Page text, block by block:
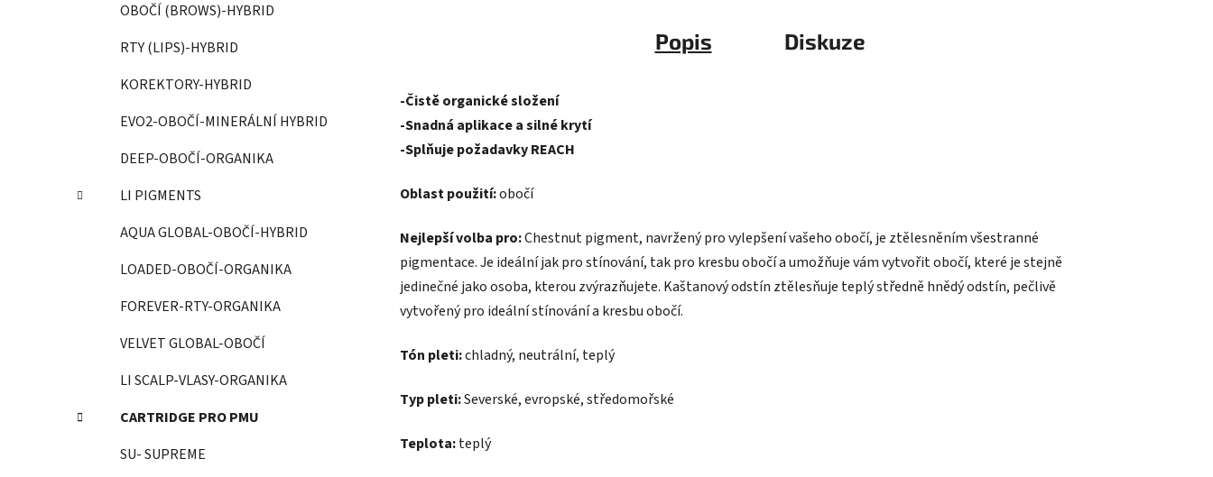
OBOČÍ (BROWS)-HYBRID
RTY (LIPS)-HYBRID
KOREKTORY-HYBRID
EVO2-OBOČÍ-MINERÁLNÍ HYBRID
DEEP-OBOČÍ-ORGANIKA
LI PIGMENTS
AQUA GLOBAL-OBOČÍ-HYBRID
LOADED-OBOČÍ-ORGANIKA
FOREVER-RTY-ORGANIKA
VELVET GLOBAL-OBOČÍ
LI SCALP-VLASY-ORGANIKA
CARTRIDGE PRO PMU
SU- SUPREME
Popis Diskuze
-Čistě organické složení
-Snadná aplikace a silné krytí
-Splňuje požadavky REACH
Oblast použití:obočí
Nejlepší volba pro:Chestnut pigment, navržený pro vylepšení vašeho obočí, je ztělesněním všestranné
pigmentace. Je ideální jak pro stínování, tak pro kresbu obočí a umožňuje vám vytvořit obočí, které je stejně
jedinečné jako osoba, kterou zvýrazňujete. Kaštanový odstín ztělesňuje teplý středně hnědý odstín, pečlivě
vytvořený pro ideální stínování a kresbu obočí.
Tón pleti:chladný, neutrální, teplý
Typ pleti:Severské, evropské, středomořské
Teplota:teplý